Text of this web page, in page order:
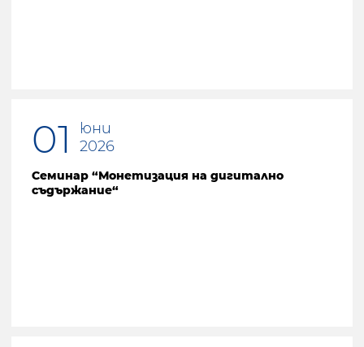
01
юни
2026
Семинар “Монетизация на дигитално
съдържание“